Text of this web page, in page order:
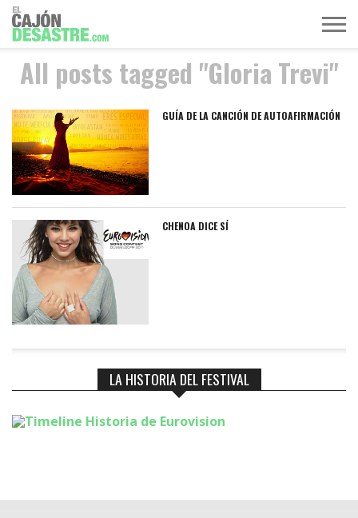
MÚSICA
TELEVISIÓN
POLÍTICA
ACTUALIDAD
EUROVISIÓN
All posts tagged "Gloria Trevi"
GUÍA DE LA CANCIÓN DE AUTOAFIRMACIÓN
CHENOA DICE SÍ
LA HISTORIA DEL FESTIVAL